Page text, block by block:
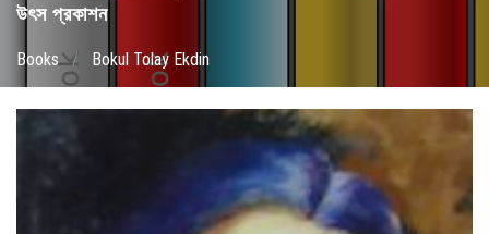
উৎস প্রকাশন
Books / Bokul Tolay Ekdin